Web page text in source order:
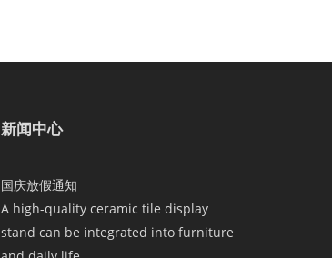
新闻中心
国庆放假通知
A high-quality ceramic tile display
stand can be integrated into furniture